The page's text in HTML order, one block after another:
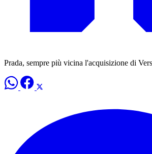
Prada, sempre più vicina l'acquisizione di